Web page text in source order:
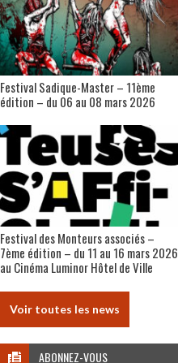
Festival Sadique-Master – 11ème
édition – du 06 au 08 mars 2026
Festival des Monteurs associés –
7ème édition – du 11 au 16 mars 2026
au Cinéma Luminor Hôtel de Ville
Voir toutes les news
ABONNEZ-VOUS